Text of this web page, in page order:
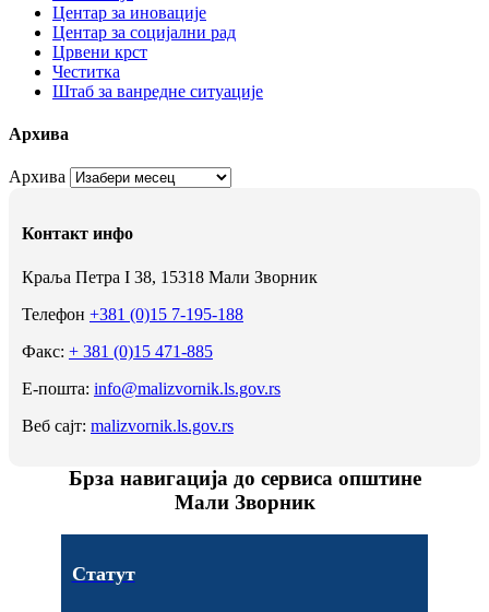
Центар за иновације
Центар за социјални рад
Црвени крст
Честитка
Штаб за ванредне ситуације
Архива
Архива
Контакт инфо
Краља Петра I 38, 15318 Мали Зворник
Телефон +381 (0)15 7-195-188
Факс: + 381 (0)15 471-885
Е-пошта: info@malizvornik.ls.gov.rs
Веб сајт: malizvornik.ls.gov.rs
Брза навигација до сервиса општине
Мали Зворник
Статут